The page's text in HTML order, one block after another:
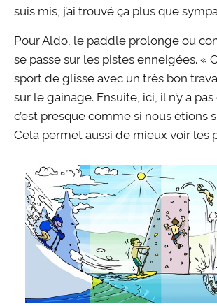
suis mis, j’ai trouvé ça plus que
Pour Aldo, le paddle prolonge ou
se passe sur les pistes enneigées. «
sport de glisse avec un très bon
sur le gainage. Ensuite, ici, il n’y a
c’est presque comme si nous étions
Cela permet aussi de mieux voir les